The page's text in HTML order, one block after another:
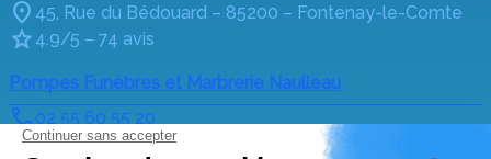
45, Rue du Bédouard – 85200 – Fontenay-le-Comte
4.9/5 – 74 avis
Pompes Funèbres et Marbrerie Naulleau
02 55 60 55 20
contact@pompes-funebres-naulleau.fr